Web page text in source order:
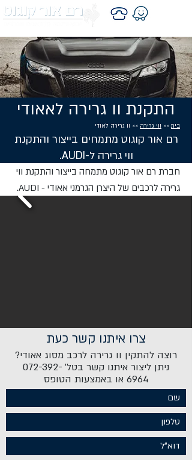
התקנת וו גרירה לאאודי
בית >> ווי גרירה >> וו גרירה לאודי
רם אור קוגוט מתמחים בייצור והתקנת
ווי גרירה ל-AUDI.
חברת רם אור קוגוט מתמחה בייצור והתקנת ווי
גרירה לרכבים של היצרן הגרמני אאודי - AUDI.
צרו איתנו קשר כעת
רוצה להתקין וו גרירה לרכב מסוג אאודי?
ניתן ליצור איתנו קשר בטל' 072-392-
6964 או באמצעות הטופס